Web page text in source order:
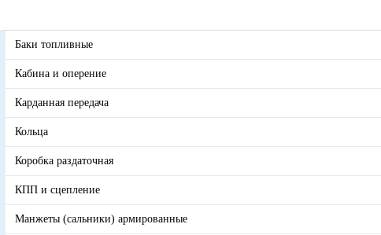
Баки топливные
Кабина и оперение
Карданная передача
Кольца
Коробка раздаточная
КПП и сцепление
Манжеты (сальники) армированные